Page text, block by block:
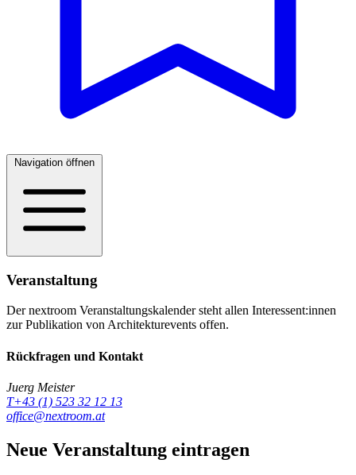
Navigation öffnen
Veranstaltung
Der nextroom Veranstaltungskalender steht allen Interessent:innen
zur Publikation von Architekturevents offen.
Rückfragen und Kontakt
Juerg Meister
T+43 (1) 523 32 12 13
office@nextroom.at
Neue Veranstaltung eintragen